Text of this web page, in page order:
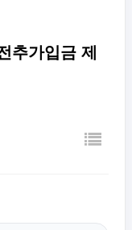
추가입금 제